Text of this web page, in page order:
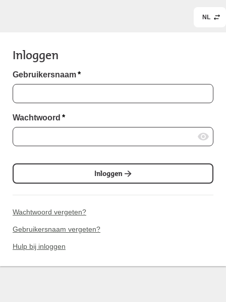
NL
Inloggen
Gebruikersnaam*
Wachtwoord *
Inloggen
Wachtwoord vergeten?
Gebruikersnaam vergeten?
Hulp bij inloggen